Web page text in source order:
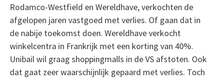
Rodamco-Westfield en Wereldhave, verkochten de
afgelopen jaren vastgoed met verlies. Of gaan dat in
de nabije toekomst doen. Wereldhave verkocht
winkelcentra in Frankrijk met een korting van 40%.
Unibail wil graag shoppingmalls in de VS afstoten. Ook
dat gaat zeer waarschijnlijk gepaard met verlies. Toch